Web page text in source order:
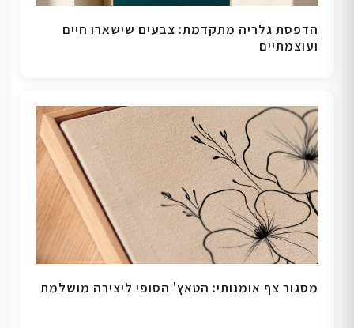
הדפסת גלריה מתקדמת: צבעים שישארו חיים
ועוצמתיים
מסגור צף אומנותי: הטאץ' הסופי ליצירה מושלמת